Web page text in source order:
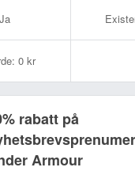
Ja
0 kr
rabatt på
Armour